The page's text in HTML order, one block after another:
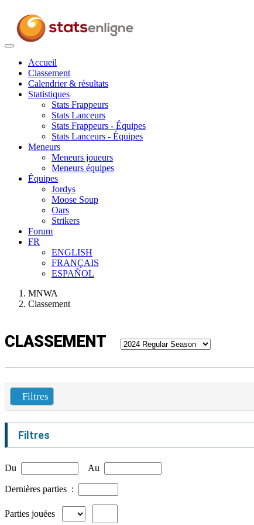
Toggle
navigationAccueil
Classement
Calendrier & résultats
Statistiques
Stats Frappeurs
Stats Lanceurs
Stats Frappeurs - Équipes
Stats Lanceurs - Équipes
Meneurs
Meneurs joueurs
Meneurs équipes
Équipes
Jordys
Moose Soup
Oars
Strikers
Forum
FR
ENGLISH
FRANÇAIS
ESPAÑOL
MNWA
Classement
CLASSEMENT
Filtres
Filtres
Du Au
Dernières parties :
Parties jouées